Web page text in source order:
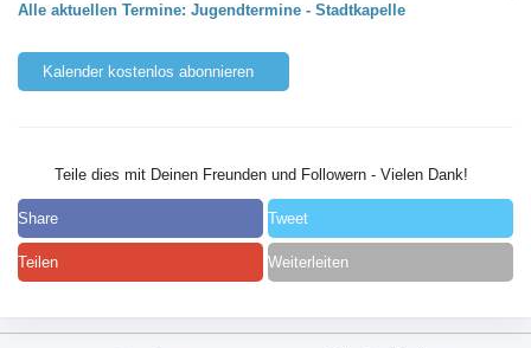
Alle aktuellen Termine: Jugendtermine - Stadtkapelle
Kalender kostenlos abonnieren
Teile dies mit Deinen Freunden und Followern - Vielen Dank!
Share Tweet
Teilen Weiterleiten